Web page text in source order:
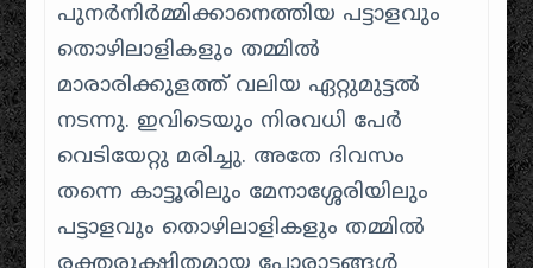
പുനർനിർമ്മിക്കാനെത്തിയ പട്ടാളവും
തൊഴിലാളികളും തമ്മിൽ
മാരാരിക്കുളത്ത് വലിയ ഏറ്റുമുട്ടൽ
നടന്നു. ഇവിടെയും നിരവധി പേർ
വെടിയേറ്റു മരിച്ചു. അതേ ദിവസം
തന്നെ കാട്ടൂരിലും മേനാശ്ശേരിയിലും
പട്ടാളവും തൊഴിലാളികളും തമ്മിൽ